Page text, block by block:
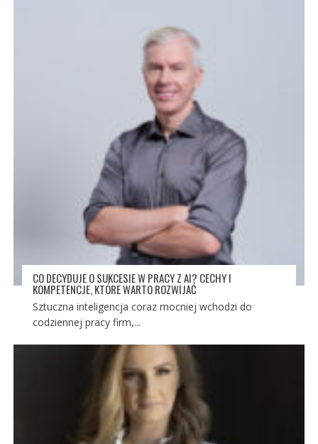
CO DECYDUJE O SUKCESIE W PRACY Z AI? CECHY I
KOMPETENCJE, KTÓRE WARTO ROZWIJAĆ
Sztuczna inteligencja coraz mocniej wchodzi do
codziennej pracy firm,...